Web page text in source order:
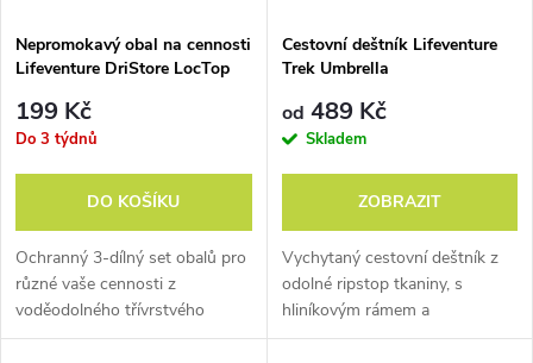
p
r
o
d
u
s
p
r
d
u
Nepromokavý obal na cennosti
Lifeventure DriStore LocTop
199 Kč
Do 3 týdnů
DO KOŠÍKU
Ochranný 3-dílný set obalů pro
různé vaše cennosti z
voděodolného třívrstvého
polymeru.
Cestovní deštník Lifeventure
Trek Umbrella
od 489 Kč
Skladem
ZOBRAZIT
Vychytaný cestovní deštník z
odolné ripstop tkaniny, s
hliníkovým rámem a
automatickým vysunováním.